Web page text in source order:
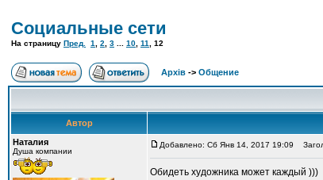
Социальные сети
На страницу Пред. 1 2 3 10 11 12
Архів -> Общение
Автор
Наталия
Душа компании
Добавлено: Сб Янв 14, 2017 19:09
Обидеть художника может каждый )))